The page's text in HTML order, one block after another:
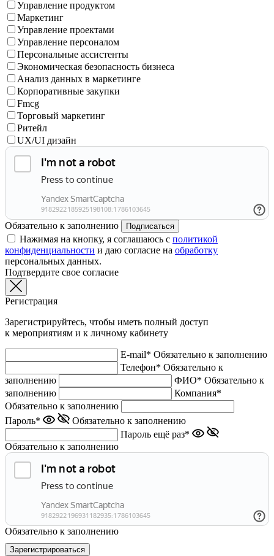
Управление продуктом
Маркетинг
Управление проектами
Управление персоналом
Персональные ассистенты
Экономическая безопасность бизнеса
Анализ данных в маркетинге
Корпоративные закупки
Fmcg
Торговый маркетинг
Ритейл
UX/UI дизайн
Обязательно к заполнению Подписаться
Нажимая на кнопку, я соглашаюсь с политикой
конфиденциальности и даю согласие на обработку
персональных данных.
Подтвердите свое согласие
Регистрация
Зарегистрируйтесь, чтобы иметь полный доступ
к мероприятиям и к личному кабинету
E-mail* Обязательно к заполнению
Телефон* Обязательно к
заполнению
ФИО* Обязательно к
заполнению
Компания*
Обязательно к заполнению
Пароль*
Обязательно к заполнению
Пароль ещё раз*
Обязательно к заполнению
Обязательно к заполнению